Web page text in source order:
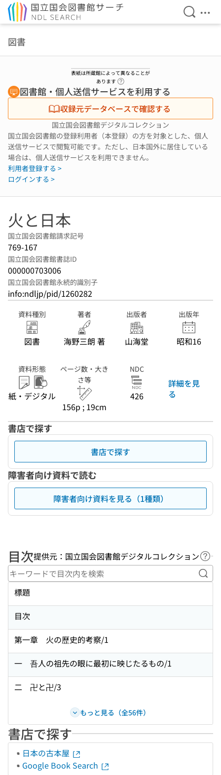
検索を
メ
図書
表紙は所蔵館によって異なることが
あります
図書館・個人送信サービスを利用する
収録元データベースで確認する
国立国会図書館デジタルコレクション
国立国会図書館の登録利用者（本登録）の方を対象とした、個人
送信サービスで閲覧可能です。ただし、日本国外に居住している
場合は、個人送信サービスを利用できません。
利用者登録する >
ログインする >
火と日本
国立国会図書館請求記号
769-167
国立国会図書館書誌ID
000000703006
国立国会図書館永続的識別子
info:ndljp/pid/1260282
資料種別
図書
著者
海野三朗 著
出版者
山海堂
出版年
昭和16
資料形態
紙・デジタル
ページ数・大き
さ等
156p ; 19cm
NDC
426
詳細を見
る
書店で探す
書店で探す
障害者向け資料で読む
障害者向け資料を見る（1種類）
目次提供元：国立国会図書館デジタルコレクション ヘ
キ
標題
目次
第一章 火の歷史的考察/1
一 吾人の祖先の眼に最初に映じたるもの/1
二 卍と卍/3
もっと見る（全56件）
書店で探す
日本の古本屋
Google Book Search